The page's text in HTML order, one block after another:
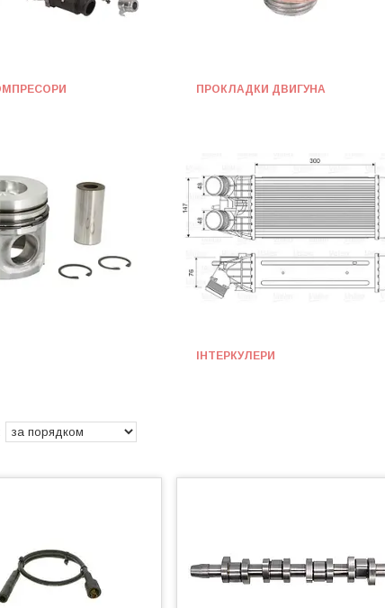
ПРОКЛАДКИ ДВИГУНА
ІНТЕРКУЛЕРИ